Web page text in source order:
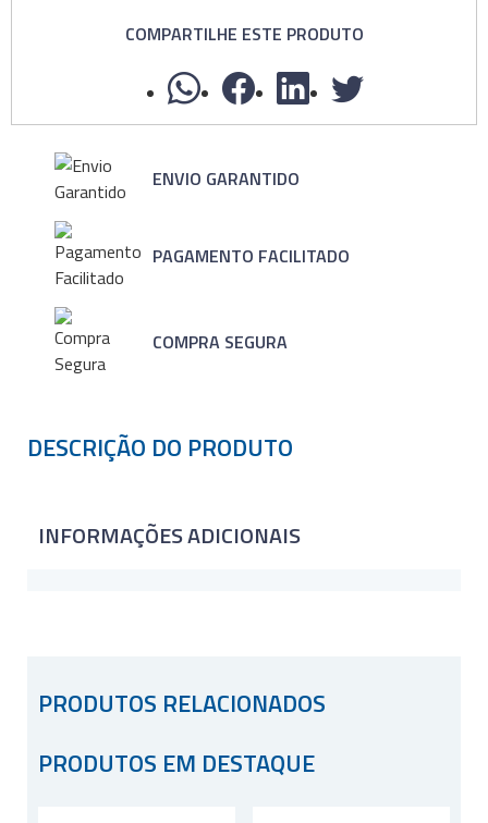
COMPARTILHE ESTE PRODUTO
ENVIO GARANTIDO
PAGAMENTO FACILITADO
COMPRA SEGURA
DESCRIÇÃO DO PRODUTO
INFORMAÇÕES ADICIONAIS
PRODUTOS RELACIONADOS
PRODUTOS EM DESTAQUE